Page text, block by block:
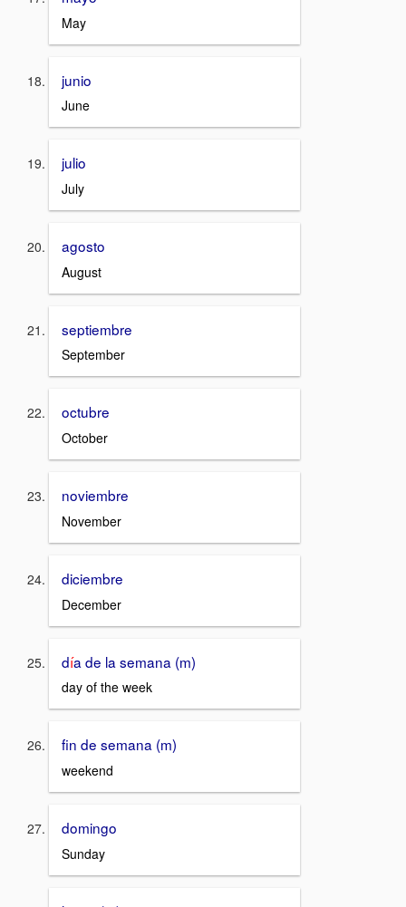
May
junio
June
julio
July
agosto
August
septiembre
September
octubre
October
noviembre
November
diciembre
December
día de la semana (m)
day of the week
fin de semana (m)
weekend
domingo
Sunday